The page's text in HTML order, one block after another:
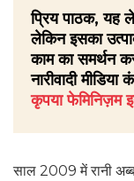
प्रिय पाठक, यह
लेकिन इसका
काम का समर्थन
नारीवादी
कृपया फेमिनिज़म
साल 2009 में रानी